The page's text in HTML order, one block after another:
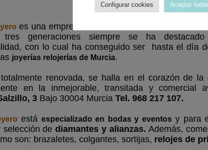
es una empresa de tradición familiar. Fue
generaciones siempre se ha destacado
con lo cual ha conseguido ser hasta el día
joyerías relojerías de Murcia.
renovada, se halla en el corazón de
en la inmejorable, transitada y comercial
3 Bajo 30004 MurciaTel. 968 217 107.
está especializado en bodas y eventosy para
selección dediamantes y alianzas.Además,
son: brazaletes, colgantes, sortijas, relojes de
Configurar cookies Aceptar